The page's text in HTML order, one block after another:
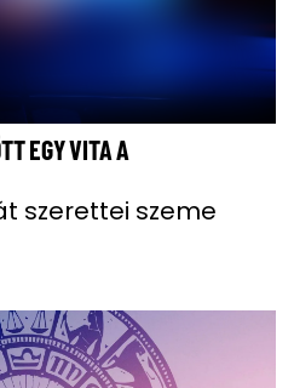
EGY VITA A
szerettei szeme